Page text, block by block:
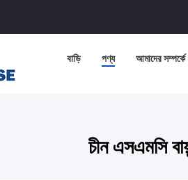
বাড়ি পণ্য আমাদের সম্পর্কে
চীন এসএমসি